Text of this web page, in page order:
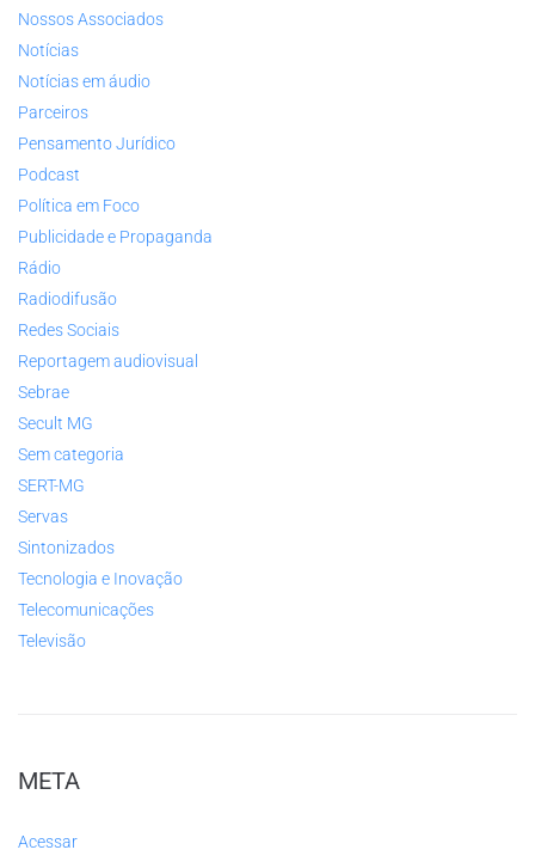
Nossos Associados
Notícias
Notícias em áudio
Parceiros
Pensamento Jurídico
Podcast
Política em Foco
Publicidade e Propaganda
Rádio
Radiodifusão
Redes Sociais
Reportagem audiovisual
Sebrae
Secult MG
Sem categoria
SERT-MG
Servas
Sintonizados
Tecnologia e Inovação
Telecomunicações
Televisão
META
Acessar